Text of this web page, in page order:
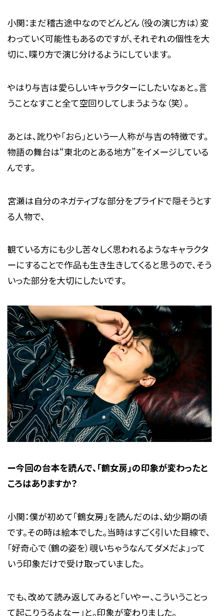
小関：まだ稽古途中なのでどんどん（役の演じ方は）変
わっていく可能性もあるのですが、それぞれの個性を大
切に、喋り方で演じ分けるようにしています。
やはり与吉は愛らしいキャラクターにしたいなぁと。言
うことなすこと全て空回りしてしまうような（笑）。
あとは、訛りや「おら」という一人称が与吉の特徴です。
物語の舞台は“東北のとある地方”をイメージしている
んです。
宮瀬は自分のネガティブな部分をプライドで隠そうとす
る人物で、
観ている方にも少し苦々しく思われるようなキャラクタ
ーにすることで作品も生き生きしてくると思うので、そう
いった部分を大切にしたいです。
ー今回の台本を読んで、「鶴女房」の印象が変わったと
ころはありますか？
小関：僕が初めて「鶴女房」を読んだのは、幼少期の頃
です。その時は絵本でした。当時はすごく引いた目線で、
「好奇心で（鶴の姿を）覗いちゃうなんてダメだよ」って
いう印象だけで受け取っていました。
でも、改めて読み返してみると「いやー、こういうことっ
て起こりうるよなー」と。印象が変わりました。